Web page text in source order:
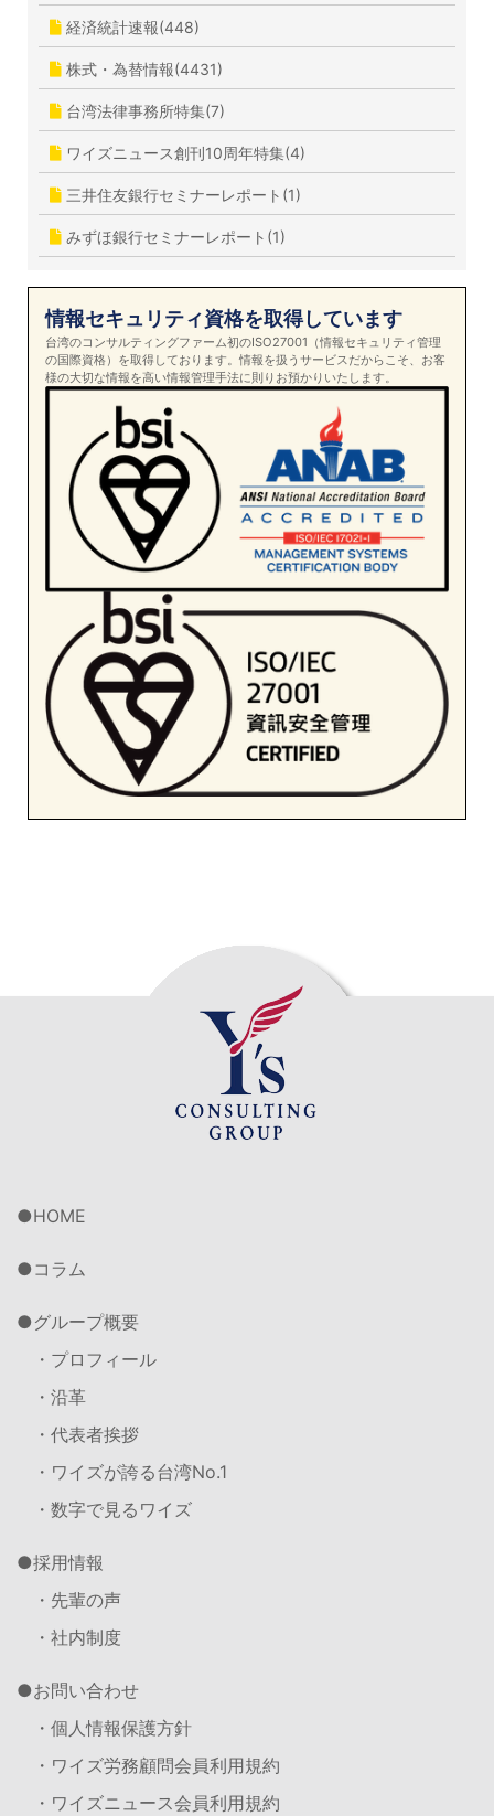
経済統計速報(448)
株式・為替情報(4431)
台湾法律事務所特集(7)
ワイズニュース創刊10周年特集(4)
三井住友銀行セミナーレポート(1)
みずほ銀行セミナーレポート(1)
情報セキュリティ資格を取得しています
台湾のコンサルティングファーム初のISO27001（情報セキュリティ管理
の国際資格）を取得しております。情報を扱うサービスだからこそ、お客
様の大切な情報を高い情報管理手法に則りお預かりいたします。
HOME
コラム
グループ概要
・プロフィール
・沿革
・代表者挨拶
・ワイズが誇る台湾No.1
・数字で見るワイズ
採用情報
・先輩の声
・社内制度
お問い合わせ
・個人情報保護方針
・ワイズ労務顧問会員利用規約
・ワイズニュース会員利用規約